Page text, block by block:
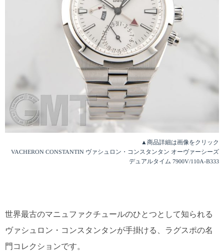
▲商品詳細は画像をクリック
VACHERON CONSTANTIN ヴァシュロン・コンスタンタン オーヴァーシーズ
デュアルタイム 7900V/110A-B333
世界最古のマニュファクチュールのひとつとして知られる
ヴァシュロン・コンスタンタンが手掛ける、ラグスポの名
門コレクションです。